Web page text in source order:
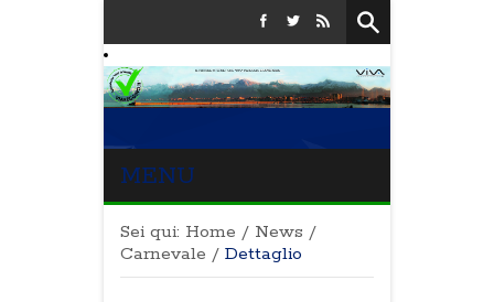
MENU
Sei qui: Home / News /
Carnevale / Dettaglio